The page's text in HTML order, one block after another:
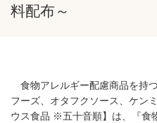
料配布～
食物アレルギー配慮商品を持
フーズ、オタフクソース、ケン
ウス食品 ※五十音順】は、『食